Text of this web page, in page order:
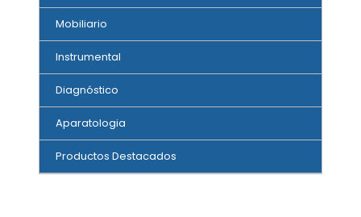
Mobiliario
Instrumental
Diagnóstico
Aparatologia
Productos Destacados